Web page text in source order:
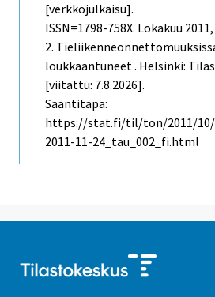
[verkkojulkaisu].
ISSN=1798-758X. Lokakuu
2.
loukkaantuneet . Helsinki:
[viitattu: 7.8.2026].
Saantitapa:
https://stat.fi/til/ton/2011/10/
2011-11-24_tau_002_fi.html